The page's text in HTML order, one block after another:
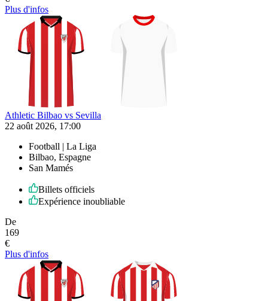
Plus d'infos
Athletic Bilbao vs Sevilla
22 août 2026, 17:00
Football | La Liga
Bilbao, Espagne
San Mamés
Billets officiels
Expérience inoubliable
De
169
€
Plus d'infos